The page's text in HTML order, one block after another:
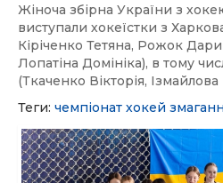
Жіноча збірна України з
виступали хокеїстки з
Кіріченко Тетяна, Рожок
Лопатіна Домініка), в тому
(Ткаченко Вікторія,
Теги: чемпіонат хокей